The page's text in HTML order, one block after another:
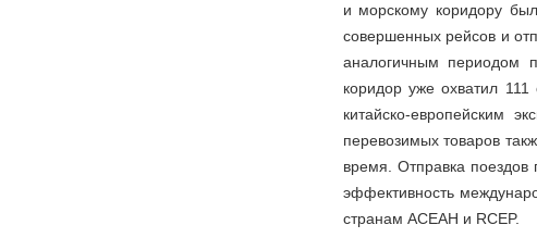
и морскому коридору
совершенных рейсов и
аналогичным периодом
коридор уже охватил
китайско-европейским
перевозимых товаров
время. Отправка поездов
эффективность
странам АСЕАН и RCEP.